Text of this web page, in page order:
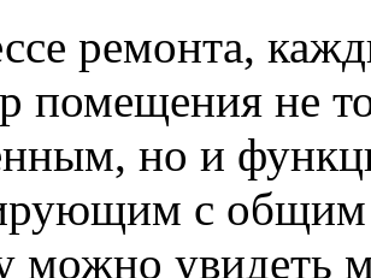
ремонта,
помещения не
но и
с общим
можно увидеть